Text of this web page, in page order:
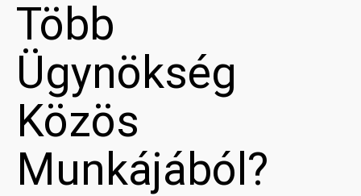
Több
Ügynökség
Közös
Munkájából?